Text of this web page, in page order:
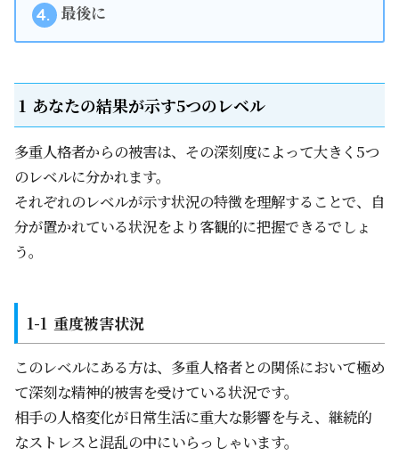
4. 最後に
あなたの結果が示す5つのレベル
多重人格者からの被害は、その深刻度によって大きく5つ
のレベルに分かれます。
それぞれのレベルが示す状況の特徴を理解することで、自
分が置かれている状況をより客観的に把握できるでしょ
う。
重度被害状況
このレベルにある方は、多重人格者との関係において極め
て深刻な精神的被害を受けている状況です。
相手の人格変化が日常生活に重大な影響を与え、継続的
なストレスと混乱の中にいらっしゃいます。